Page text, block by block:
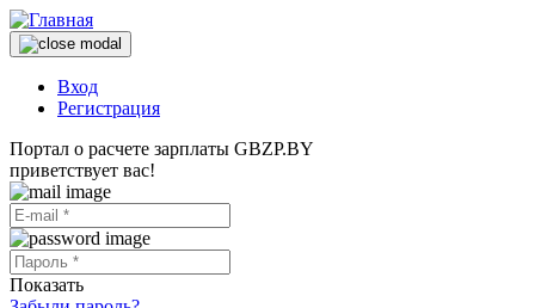
Вход
Регистрация
Портал о расчете зарплаты GBZP.BY
приветствует вас!
Показать